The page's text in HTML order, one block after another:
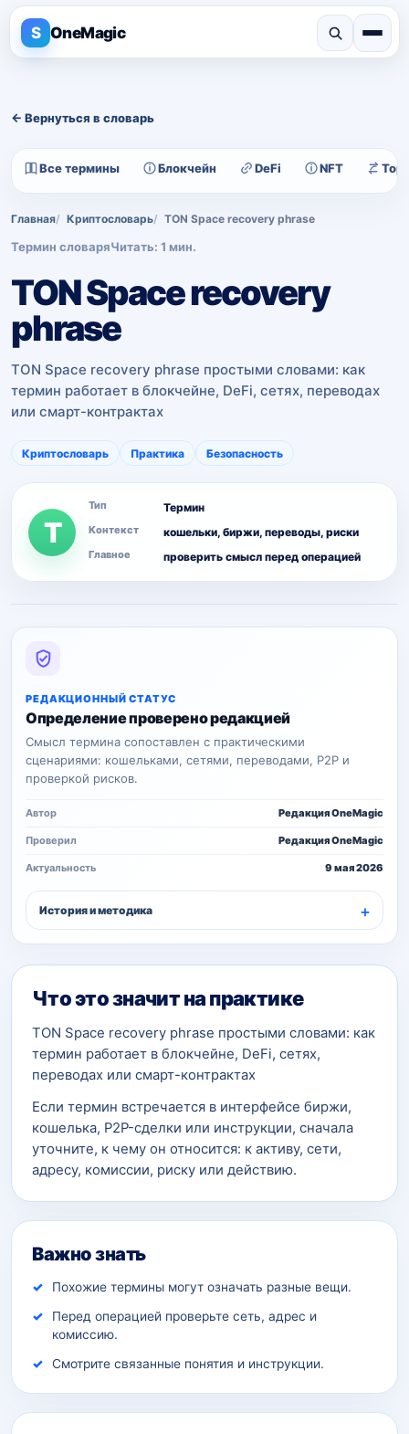
S OneMagic
← Вернуться в словарь
Все термины Блокчейн DeFi NFT
Главная Криптословарь TON Space recovery phrase
Термин словаряЧитать: 1 мин.
TON Space recovery
phrase
TON Space recovery phrase простыми словами: как
термин работает в блокчейне, DeFi, сетях, переводах
или смарт-контрактах
Криптословарь Практика Безопасность
T
Тип Термин
Контекст кошельки, биржи, переводы, риски
Главное проверить смысл перед операцией
РЕДАКЦИОННЫЙ СТАТУС
Определение проверено редакцией
Смысл термина сопоставлен с практическими
сценариями: кошельками, сетями, переводами, P2P и
проверкой рисков.
Автор Редакция OneMagic
Проверил Редакция OneMagic
Актуальность 9 мая 2026
История и методика
Что это значит на практике
TON Space recovery phrase простыми словами: как
термин работает в блокчейне, DeFi, сетях,
переводах или смарт-контрактах
Если термин встречается в интерфейсе биржи,
кошелька, P2P-сделки или инструкции, сначала
уточните, к чему он относится: к активу, сети,
адресу, комиссии, риску или действию.
Важно знать
Похожие термины могут означать разные вещи.
Перед операцией проверьте сеть, адрес и
комиссию.
Смотрите связанные понятия и инструкции.